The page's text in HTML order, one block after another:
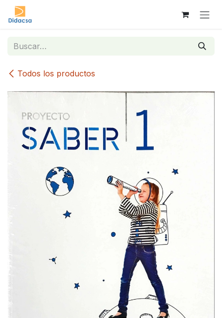
Ir al contenido
Todos los productos